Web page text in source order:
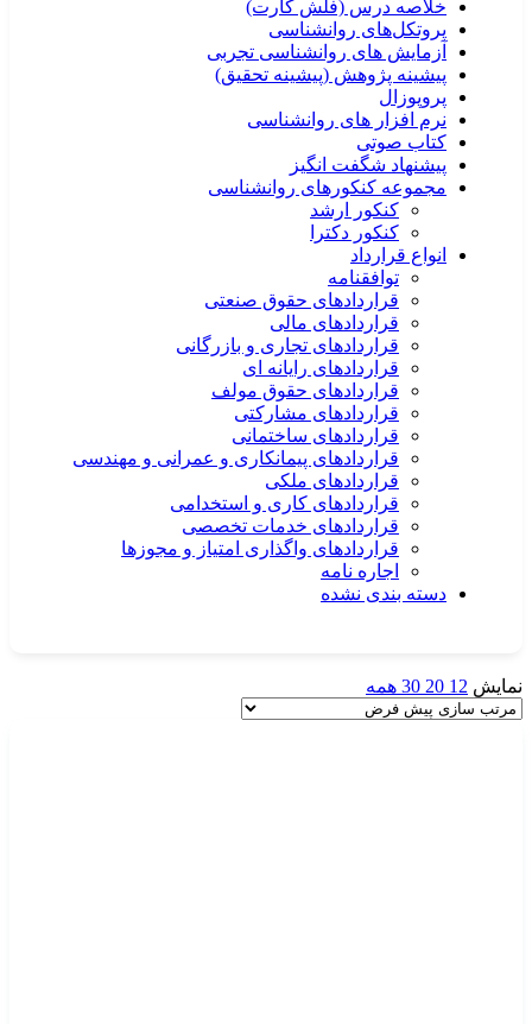
خلاصه درس (فلش کارت)
پروتکل‌های روانشناسی
آزمایش های روانشناسی تجربی
پیشینه پژوهش (پیشینه تحقیق)
پروپوزال
نرم افزار های روانشناسی
کتاب صوتی
پیشنهاد شگفت انگیز
مجموعه کنکورهای روانشناسی
کنکور ارشد
کنکور دکترا
انواع قرارداد
توافقنامه
قراردادهای حقوق صنعتی
قراردادهای مالی
قراردادهای تجاری و بازرگانی
قراردادهای رایانه ای
قراردادهای حقوق مولف
قراردادهای مشارکتی
قراردادهای ساختمانی
قراردادهای پیمانکاری و عمرانی و مهندسی
قراردادهای ملکی
قراردادهای کاری و استخدامی
قراردادهای خدمات تخصصی
قراردادهای واگذاری امتیاز و مجوزها
اجاره نامه
دسته بندی نشده
نمایش 12
20
30 همه